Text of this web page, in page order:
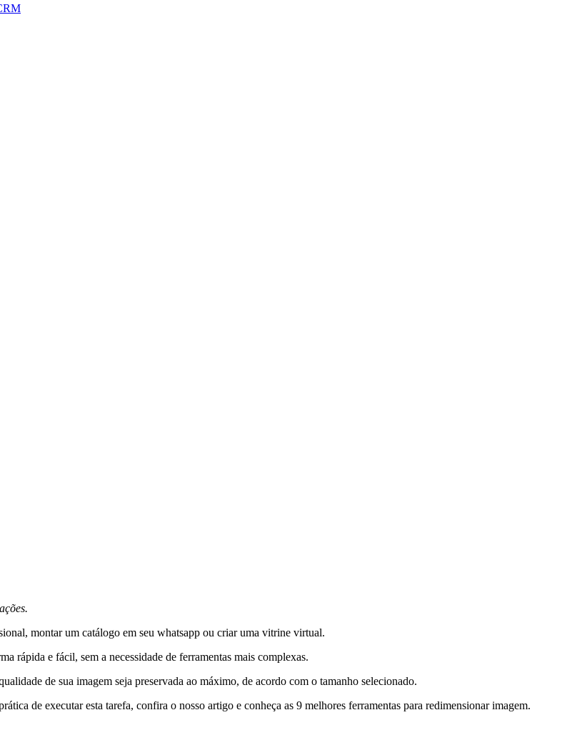
montar um catálogo em seu whatsapp ou criar uma vitrine virtual.
rápida e fácil, sem a necessidade de ferramentas mais complexas.
de sua imagem seja preservada ao máximo, de acordo com o tamanho selecionado.
de executar esta tarefa, confira o nosso artigo e conheça as 9 melhores ferramentas para redimensionar imagem.